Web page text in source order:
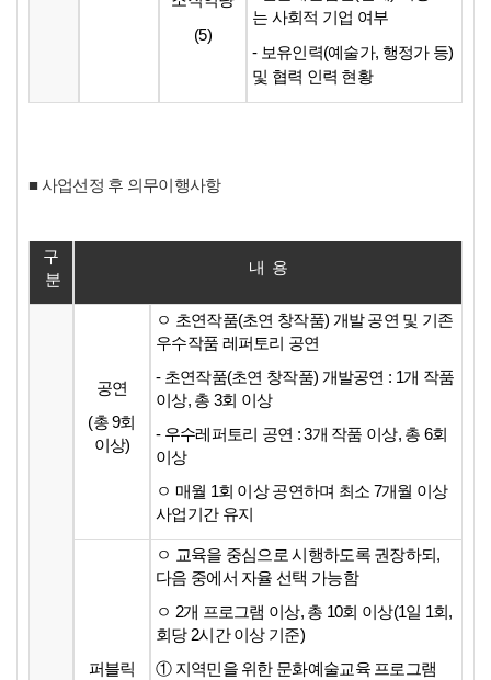
(5)
는 사회적 기업 여부
- 보유인력(예술가, 행정가 등)
및 협력 인력 현황
■ 사업선정 후 의무이행사항
구
분
내 용
공연
(총 9회
이상)
ㅇ 초연작품(초연 창작품) 개발 공연 및 기존
우수작품 레퍼토리 공연
- 초연작품(초연 창작품) 개발공연 : 1개 작품
이상, 총 3회 이상
- 우수레퍼토리 공연 : 3개 작품 이상, 총 6회
이상
ㅇ 매월 1회 이상 공연하며 최소 7개월 이상
사업기간 유지
퍼블릭
ㅇ 교육을 중심으로 시행하도록 권장하되,
다음 중에서 자율 선택 가능함
ㅇ 2개 프로그램 이상, 총 10회 이상(1일 1회,
회당 2시간 이상 기준)
① 지역민을 위한 문화예술교육 프로그램